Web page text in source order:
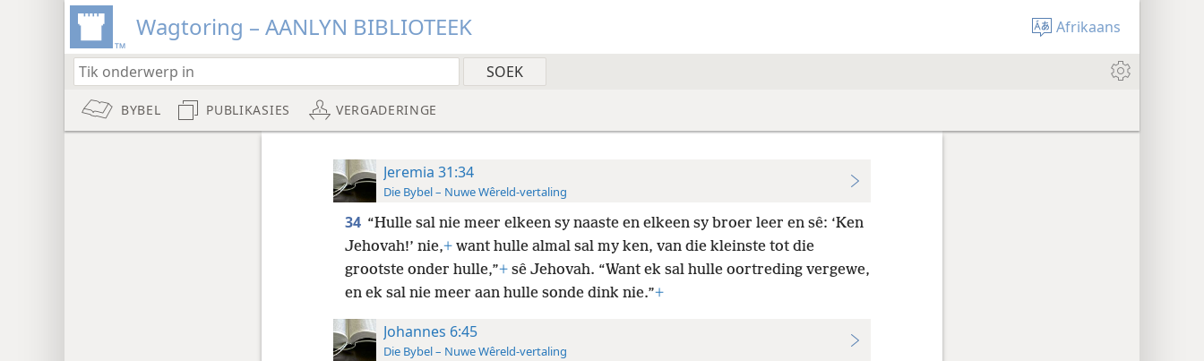
Wagtoring – AANLYN BIBLIOTEEK Afrikaans
BYBEL PUBLIKASIES VERGADERINGE
Jeremia 31:34
Die Bybel – Nuwe Wêreld-vertaling
34 “Hulle sal nie meer elkeen sy naaste en elkeen sy broer leer en sê: ‘Ken
Jehovah!’ nie,+want hulle almal sal my ken, van die kleinste tot die
grootste onder hulle,”+sê Jehovah. “Want ek sal hulle oortreding vergewe,
en ek sal nie meer aan hulle sonde dink nie.”+
Johannes 6:45
Die Bybel – Nuwe Wêreld-vertaling